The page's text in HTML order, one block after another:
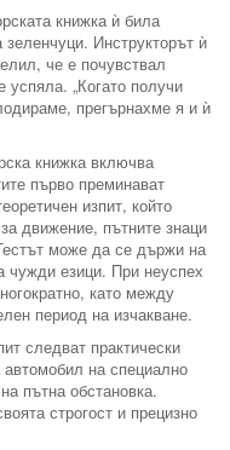
книжка ѝ била
Инструкторът ѝ
че е почувствал
успяла. „Когато получи
прегърнахме я и ѝ
книжка включва
първо преминават
изпит, който
движение, пътните знаци
може да се държи на
чужди езици. При неуспех
като между
период на изчакване.
следват практически
на специално
пътна обстановка.
строгост и прецизно